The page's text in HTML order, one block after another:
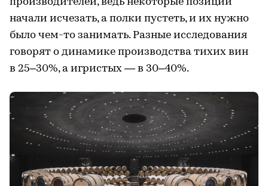
начали исчезать, а полки пустеть, и их нужно
было чем-то занимать. Разные исследования
говорят о динамике производства тихих вин
в 25–30%, а игристых — в 30–40%.